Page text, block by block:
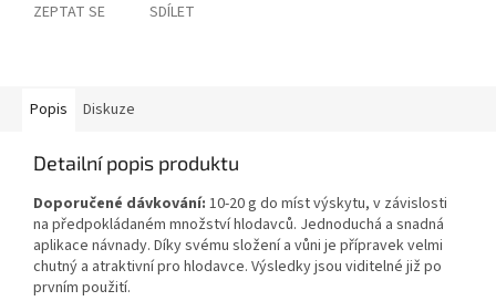
ZEPTAT SE SDÍLET
Popis Diskuze
Detailní popis produktu
Doporučené dávkování: 10-20 g do míst výskytu, v závislosti
na předpokládaném množství hlodavců. Jednoduchá a snadná
aplikace návnady. Díky svému složení a vůni je přípravek velmi
chutný a atraktivní pro hlodavce. Výsledky jsou viditelné již po
prvním použití.